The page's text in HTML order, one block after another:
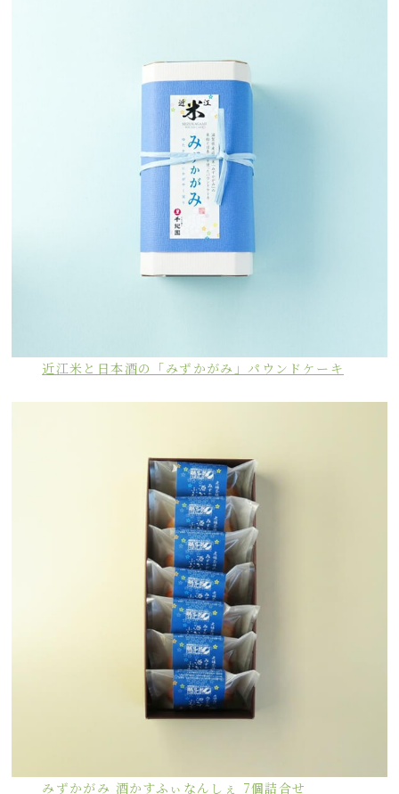
近江米と日本酒の「みずかがみ」パウンドケーキ
みずかがみ 酒かすふぃなんしぇ 7個詰合せ